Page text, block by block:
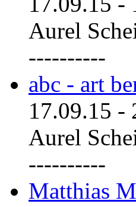
Aurel
----------
abc - art
17.09.15 -
Aurel
----------
Matthias